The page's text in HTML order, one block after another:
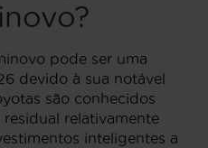
pode ser uma
devido à sua notável
são conhecidos
relativamente
inteligentes a